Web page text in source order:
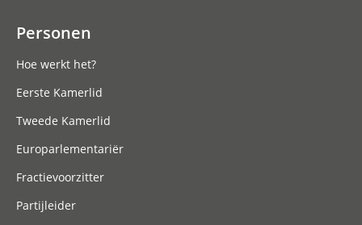
Personen
Hoe werkt het?
Eerste Kamerlid
Tweede Kamerlid
Europarlementariër
Fractievoorzitter
Partijleider